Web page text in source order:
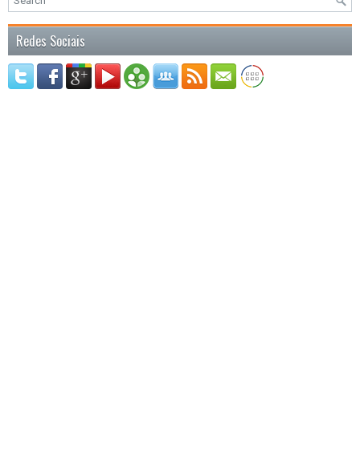
Redes Sociais